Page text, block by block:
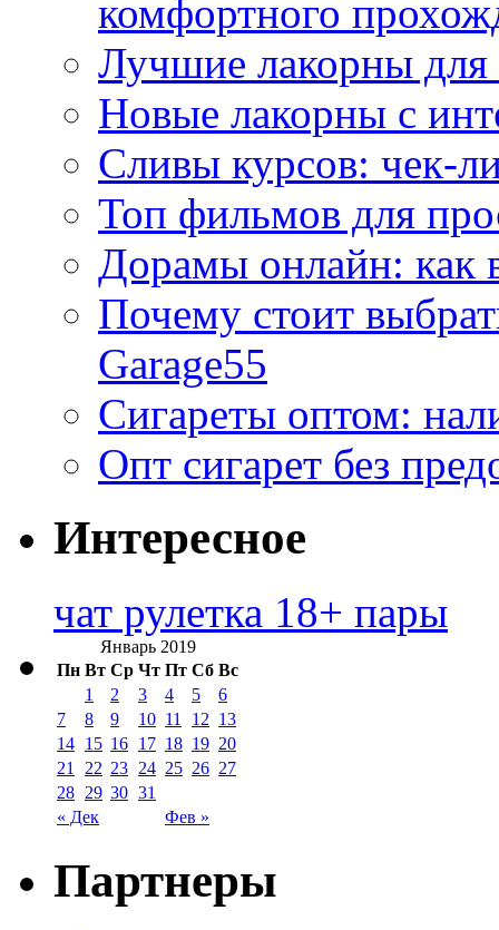
комфортного
Лучшие лакорны для
Новые лакорны с
Сливы курсов: чек-
Топ фильмов для
Дорамы онлайн: как
Почему стоит
Garage55
Сигареты оптом:
Опт сигарет без
Интересное
чат рулетка 18+ пары
Январь 2019
Пн Вт Ср Чт Пт Сб Вс
« Дек Фев »
1 2 3 4 5
6
7
8 9 10 11 12 13
14 15 16 17 18 19 20
21
22 23 24 25 26 27
28 29 30 31
Партнеры